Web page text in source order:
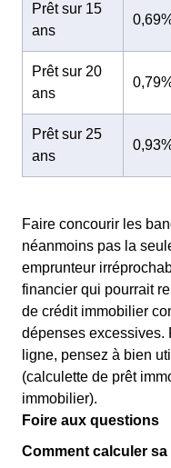
Prêt sur 15
ans
Prêt sur 20
ans
Prêt sur 25
ans
Faire concourir les
néanmoins pas la
emprunteur
financier qui pourrait
de crédit immobilier
dépenses excessives.
ligne, pensez à bien
(calculette de prêt
immobilier).
Foire aux questions
Comment calculer